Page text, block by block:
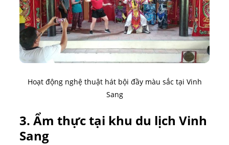
Hoạt động nghệ thuật hát bội đầy màu sắc tại Vinh
Sang
3. Ẩm thực tại khu du lịch Vinh
Sang